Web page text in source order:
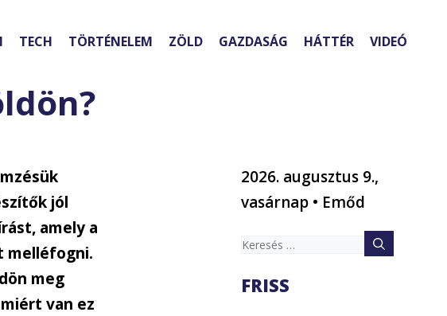
TECH TÖRTÉNELEM ZÖLD GAZDASÁG HÁTTÉR VIDEÓ
jól
amely a
melléfogni.
meg
van ez
2026. augusztus 9.,
vasárnap • Emőd
Keresés:
FRISS